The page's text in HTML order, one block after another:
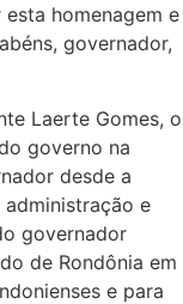
homenagem e
governador,
Laerte Gomes, o
governo na
desde a
e
governador
de Rondônia em
e para